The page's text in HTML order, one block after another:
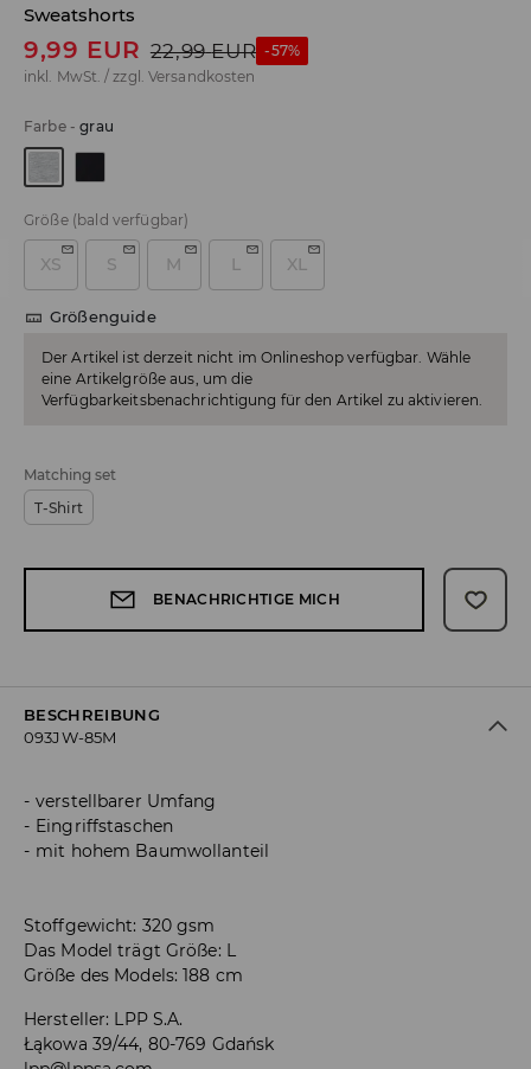
Sweatshorts
9,99 EUR 22,99 EUR -57%
inkl. MwSt. / zzgl. Versandkosten
Farbe-grau
Größe (bald verfügbar)
XS S M L XL
Größenguide
Der Artikel ist derzeit nicht im Onlineshop verfügbar. Wähle
eine Artikelgröße aus, um die
Verfügbarkeitsbenachrichtigung für den Artikel zu aktivieren.
Matching set
T-Shirt
BENACHRICHTIGE MICH
BESCHREIBUNG
093JW-85M
verstellbarer Umfang
Eingriffstaschen
mit hohem Baumwollanteil
Stoffgewicht: 320 gsm
Das Model trägt Größe: L
Größe des Models: 188 cm
Hersteller: LPP S.A.
Łąkowa 39/44, 80-769 Gdańsk